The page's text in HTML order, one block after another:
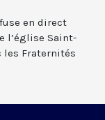
en direct
l’église Saint-
les Fraternités